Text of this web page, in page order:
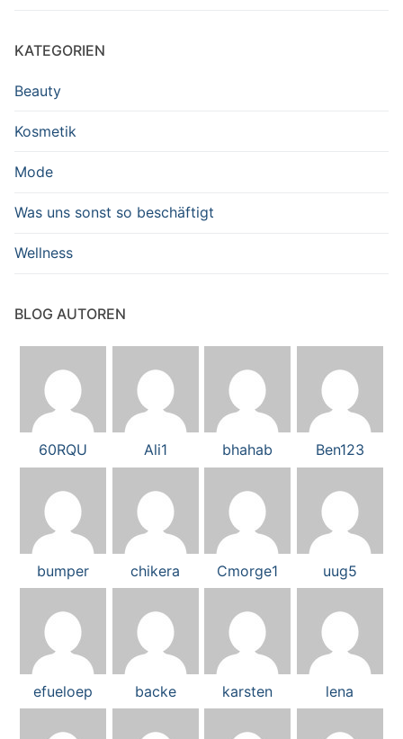
KATEGORIEN
Beauty
Kosmetik
Mode
Was uns sonst so beschäftigt
Wellness
BLOG AUTOREN
60RQU Ali1 bhahab Ben123
bumper chikera Cmorge1 uug5
efueloep backe karsten lena